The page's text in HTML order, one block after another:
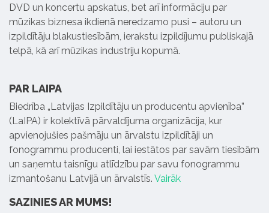
DVD un koncertu apskatus, bet arī informāciju par
mūzikas biznesa ikdienā neredzamo pusi – autoru un
izpildītāju blakustiesībām, ierakstu izpildījumu publiskajā
telpā, kā arī mūzikas industriju kopumā.
PAR LAIPA
Biedrība „Latvijas Izpildītāju un producentu apvienība”
(LaIPA) ir kolektīvā pārvaldījuma organizācija, kur
apvienojušies pašmāju un ārvalstu izpildītāji un
fonogrammu producenti, lai iestātos par savām tiesībām
un saņemtu taisnīgu atlīdzību par savu fonogrammu
izmantošanu Latvijā un ārvalstīs. Vairāk
SAZINIES AR MUMS!